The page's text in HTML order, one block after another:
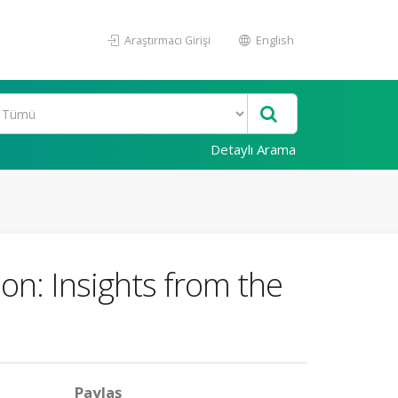
Araştırmacı Girişi English
Detaylı Arama
Insights from the
Paylaş